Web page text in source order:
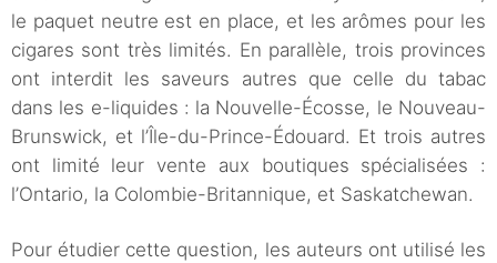
le paquet neutre est en place, et les arômes pour les
cigares sont très limités. En parallèle, trois provinces
ont interdit les saveurs autres que celle du tabac
dans les e-liquides : la Nouvelle-Écosse, le Nouveau-
Brunswick, et l’Île-du-Prince-Édouard. Et trois autres
ont limité leur vente aux boutiques spécialisées :
l’Ontario, la Colombie-Britannique, et Saskatchewan.
Pour étudier cette question, les auteurs ont utilisé les